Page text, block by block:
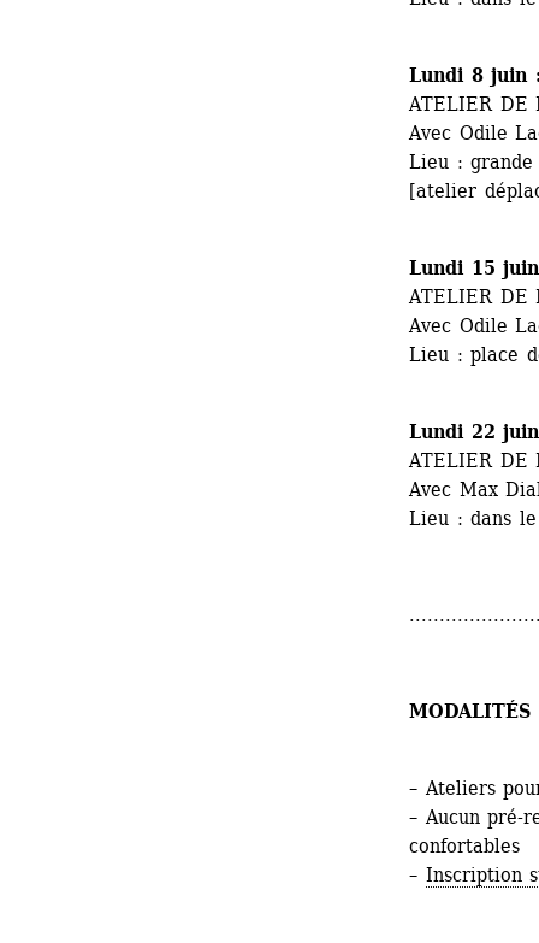
Lundi 8 juin
ATELIER DE
Avec Odile
Lieu : grande
[atelier
Lundi 15
ATELIER DE
Avec Odile
Lieu : place
Lundi 22
ATELIER DE
Avec Max
Lieu : dans
MODALITÉS
– Ateliers
– Aucun pré-
confortables
– Inscription